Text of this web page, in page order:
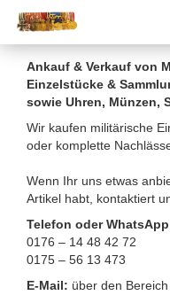
Ankauf & Verkauf von
Einzelstücke &
sowie Uhren, Münzen,
Wir kaufen militärische
oder komplette
Wenn Ihr uns etwas
Artikel habt, kontaktiert
Telefon oder
0176 – 14 48 42 72
0175 – 56 13 473
E-Mail: über den Bereich